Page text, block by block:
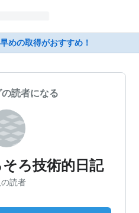
めの取得がおすすめ！
読者になる
ろ技術的日記
読者